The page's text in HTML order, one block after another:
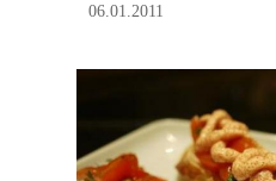
06.01.2011